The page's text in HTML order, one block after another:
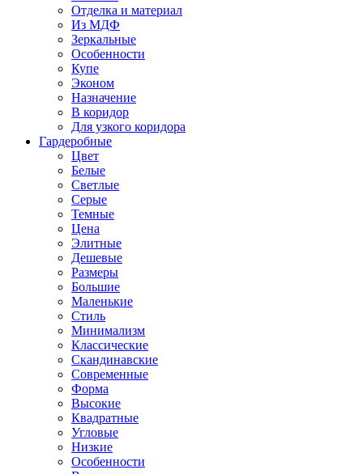
Отделка и материал
Из МДФ
Зеркальные
Особенности
Купе
Эконом
Назначение
В коридор
Для узкого коридора
Гардеробные
Цвет
Белые
Светлые
Серые
Темные
Цена
Элитные
Дешевые
Размеры
Большие
Маленькие
Стиль
Минимализм
Классические
Скандинавские
Современные
Форма
Высокие
Квадратные
Угловые
Низкие
Особенности